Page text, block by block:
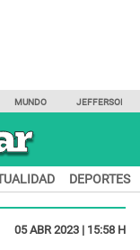
MUNDO JEFFERSON
DEPORTES
05 ABR 2023 | 15:58 H